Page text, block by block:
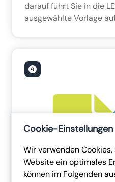
darauf führt Sie in die
ausgewählte Vorlage
Cookie-Einstellungen
Wir verwenden
Website ein optimales
können im Folgenden